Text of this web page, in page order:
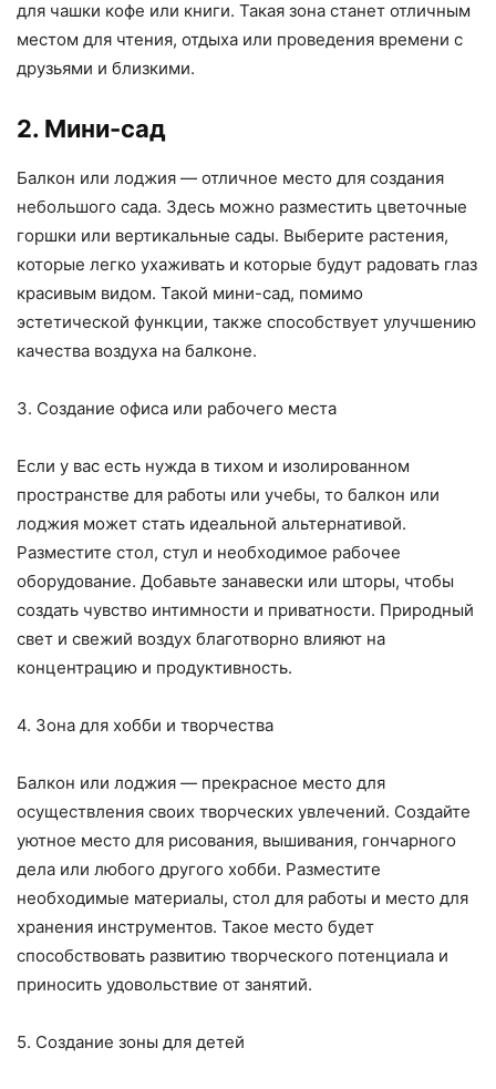
для чашки кофе или книги. Такая зона станет отличным
местом для чтения, отдыха или проведения времени с
друзьями и близкими.
2. Мини-сад
Балкон или лоджия — отличное место для создания
небольшого сада. Здесь можно разместить цветочные
горшки или вертикальные сады. Выберите растения,
которые легко ухаживать и которые будут радовать глаз
красивым видом. Такой мини-сад, помимо
эстетической функции, также способствует улучшению
качества воздуха на балконе.
3. Создание офиса или рабочего места
Если у вас есть нужда в тихом и изолированном
пространстве для работы или учебы, то балкон или
лоджия может стать идеальной альтернативой.
Разместите стол, стул и необходимое рабочее
оборудование. Добавьте занавески или шторы, чтобы
создать чувство интимности и приватности. Природный
свет и свежий воздух благотворно влияют на
концентрацию и продуктивность.
4. Зона для хобби и творчества
Балкон или лоджия — прекрасное место для
осуществления своих творческих увлечений. Создайте
уютное место для рисования, вышивания, гончарного
дела или любого другого хобби. Разместите
необходимые материалы, стол для работы и место для
хранения инструментов. Такое место будет
способствовать развитию творческого потенциала и
приносить удовольствие от занятий.
5. Создание зоны для детей